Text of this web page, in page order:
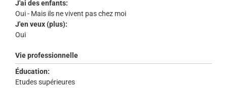
J'ai des enfants:
Oui - Mais ils ne vivent pas chez moi
J'en veux (plus):
Oui
Vie professionnelle
Éducation:
Etudes supérieures